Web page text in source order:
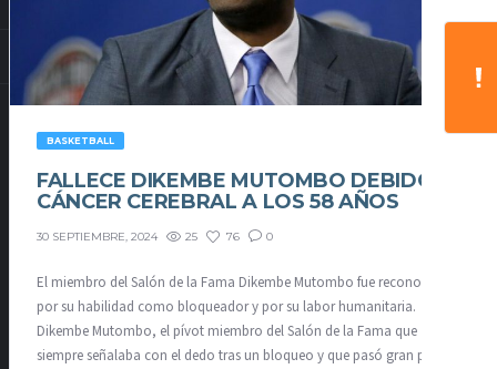
BASKETBALL
FALLECE DIKEMBE MUTOMBO DEBIDO A
CÁNCER CEREBRAL A LOS 58 AÑOS
30 SEPTIEMBRE, 2024 25 76 0
El miembro del Salón de la Fama Dikembe Mutombo fue reconocido
por su habilidad como bloqueador y por su labor humanitaria.
Dikembe Mutombo, el pívot miembro del Salón de la Fama que
siempre señalaba con el dedo tras un bloqueo y que pasó gran parte